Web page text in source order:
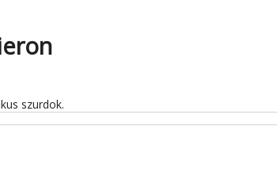
szurdok.